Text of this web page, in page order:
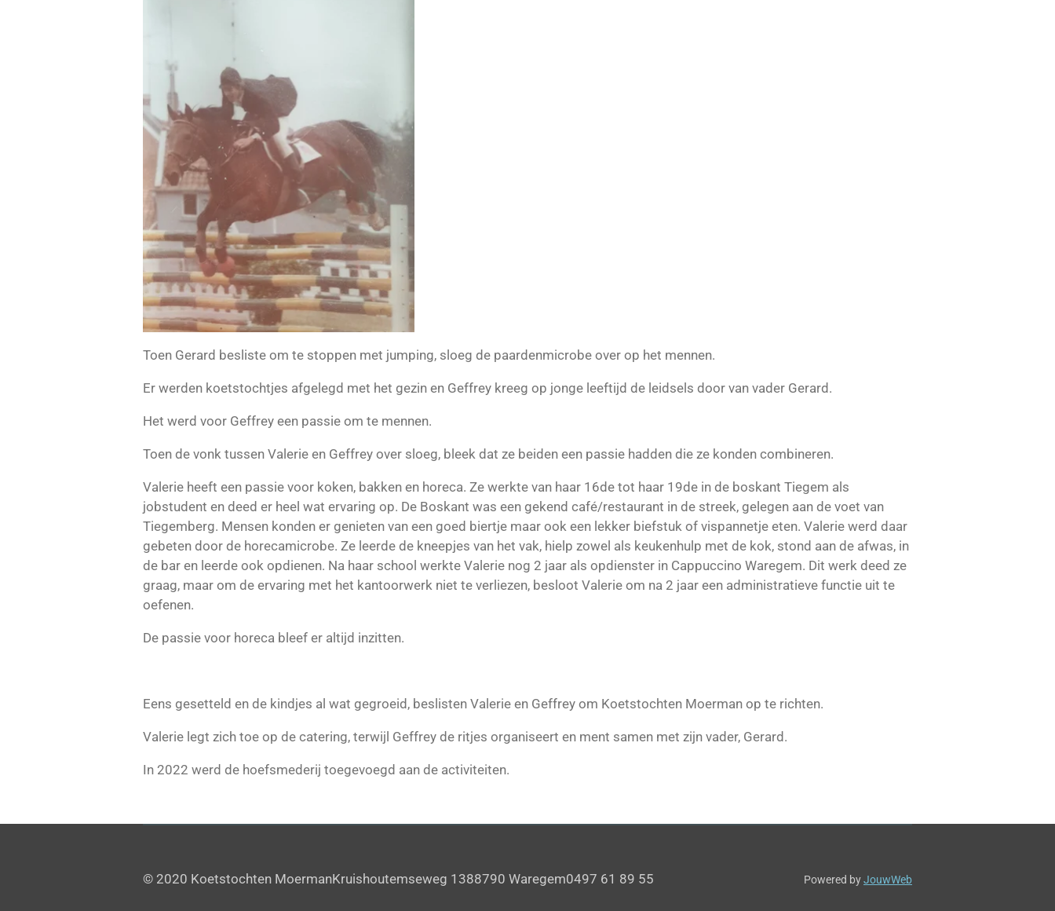
Toen Gerard besliste om te stoppen met jumping, sloeg de paardenmicrobe over op het mennen.
Er werden koetstochtjes afgelegd met het gezin en Geffrey kreeg op jonge leeftijd de leidsels door van vader Gerard.
Het werd voor Geffrey een passie om te mennen.
Toen de vonk tussen Valerie en Geffrey over sloeg, bleek dat ze beiden een passie hadden die ze konden combineren.
Valerie heeft een passie voor koken, bakken en horeca. Ze werkte van haar 16de tot haar 19de in de boskant Tiegem als
jobstudent en deed er heel wat ervaring op. De Boskant was een gekend café/restaurant in de streek, gelegen aan de voet van
Tiegemberg. Mensen konden er genieten van een goed biertje maar ook een lekker biefstuk of vispannetje eten. Valerie werd daar
gebeten door de horecamicrobe. Ze leerde de kneepjes van het vak, hielp zowel als keukenhulp met de kok, stond aan de afwas, in
de bar en leerde ook opdienen. Na haar school werkte Valerie nog 2 jaar als opdienster in Cappuccino Waregem. Dit werk deed ze
graag, maar om de ervaring met het kantoorwerk niet te verliezen, besloot Valerie om na 2 jaar een administratieve functie uit te
oefenen.
De passie voor horeca bleef er altijd inzitten.
Eens gesetteld en de kindjes al wat gegroeid, beslisten Valerie en Geffrey om Koetstochten Moerman op te richten.
Valerie legt zich toe op de catering, terwijl Geffrey de ritjes organiseert en ment samen met zijn vader, Gerard.
In 2022 werd de hoefsmederij toegevoegd aan de activiteiten.
© 2020 Koetstochten MoermanKruishoutemseweg 1388790 Waregem0497 61 89 55 Powered byJouwWeb